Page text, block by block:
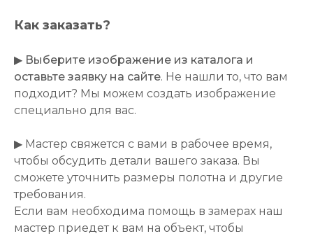
Как заказать?
▶ Выберите изображение из каталога и
оставьте заявку на сайте. Не нашли то, что вам
подходит? Мы можем создать изображение
специально для вас.
▶ Мастер свяжется с вами в рабочее время,
чтобы обсудить детали вашего заказа. Вы
сможете уточнить размеры полотна и другие
требования.
Если вам необходима помощь в замерах наш
мастер приедет к вам на объект, чтобы